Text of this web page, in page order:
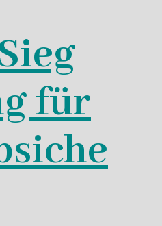
für